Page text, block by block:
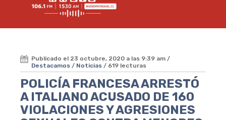
Publicado el 23 octubre, 2020 a las 9:39 am /
Destacamos / Noticias / 619 lecturas
POLICÍA FRANCESA ARRESTÓ
A ITALIANO ACUSADO DE 160
VIOLACIONES Y AGRESIONES